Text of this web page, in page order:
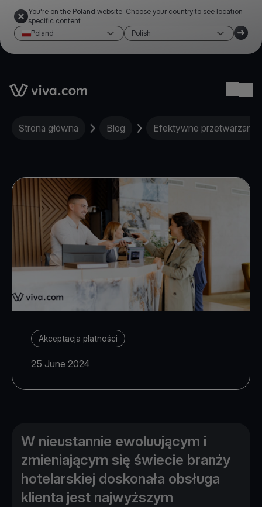
You're on the Poland website. Choose your country to see location-
specific content
Poland
Polish
Link to the homepage
Strona główna Blog Efektywne
Akceptacja płatności
25 June 2024
W nieustannie ewoluującym i
zmieniającym się świecie branży
hotelarskiej doskonała obsługa
klienta jest najwyższym